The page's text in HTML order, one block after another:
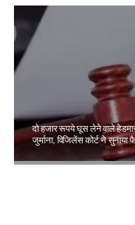
दो हजार रूपये घूस लेने वाले
जुर्माना, विजिलेंस कोर्ट ने सुनाया
Amit Lekh